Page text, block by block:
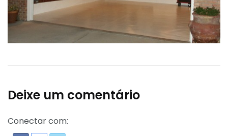
Deixe um comentário
Conectar com: